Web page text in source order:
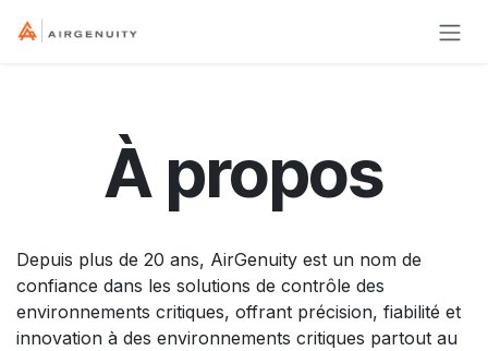
À propos
Depuis plus de 20 ans, AirGenuity est un nom de
confiance dans les solutions de contrôle des
environnements critiques, offrant précision, fiabilité et
innovation à des environnements critiques partout au